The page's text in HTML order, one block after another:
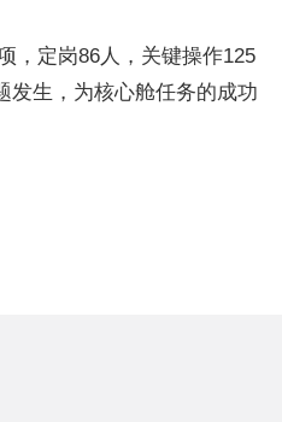
，定岗86人，关键操作125
发生，为核心舱任务的成功